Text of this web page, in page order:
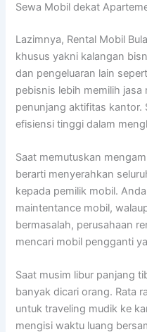
Sewa Mobil dekat
Lazimnya, Rental Mobil
khusus yakni kalangan
dan pengeluaran lain
pebisnis lebih memilih
penunjang aktifitas kantor.
efisiensi tinggi dalam
Saat memutuskan
berarti menyerahkan
kepada pemilik mobil.
maintentance mobil,
bermasalah, perusahaan
mencari mobil pengganti
Saat musim libur panjang
banyak dicari orang. Rata
untuk traveling mudik ke
mengisi waktu luang